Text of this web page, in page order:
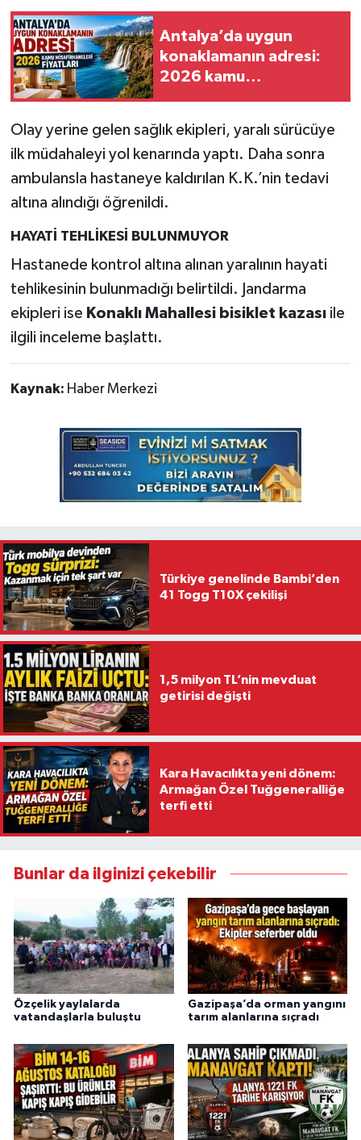
Antalya’da uygun
konaklamanın adresi:
2026 kamu
Olay yerine gelen sağlık ekipleri, yaralı sürücüye
ilk müdahaleyi yol kenarında yaptı. Daha sonra
ambulansla hastaneye kaldırılan K.K.’nin tedavi
altına alındığı öğrenildi.
HAYATİ TEHLİKESİ BULUNMUYOR
Hastanede kontrol altına alınan yaralının hayati
tehlikesinin bulunmadığı belirtildi. Jandarma
ekipleri ise Konaklı Mahallesi bisiklet kazasıile
ilgili inceleme başlattı.
Kaynak: Haber Merkezi
Türkiye genelinde Bambi’den
41 Togg T10X çekilişi
1,5 milyon TL’nin mevduat
getirisi değişti
Kara Havacılıkta yeni dönem:
Armağan Özel Tuğgeneralliğe
terfi etti
Bunlar da ilginizi çekebilir
Özçelik yaylalarda
vatandaşlarla buluştu
Gazipaşa’da orman yangını
tarım alanlarına sıçradı